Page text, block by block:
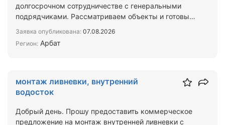
долгосрочном сотрудничестве с генеральными
подрядчиками. Рассматриваем объекты и готовы
Заявка опубликована: 07.08.2026
Регион: Арбат
монтаж ливневки, внутренний
водосток
Добрый день. Прошу предоставить коммерческое
предложение на монтаж внутренней ливневки с